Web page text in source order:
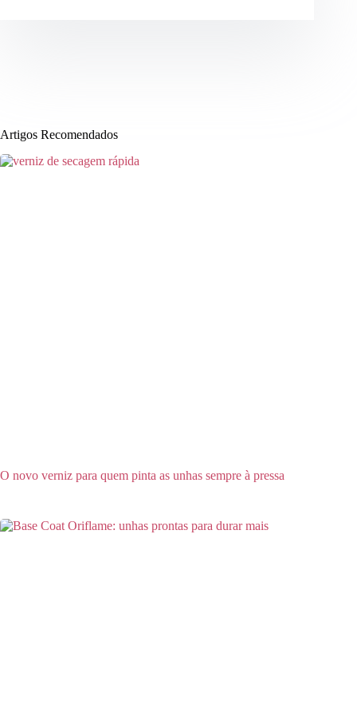
Artigos Recomendados
O novo verniz para quem pinta as unhas sempre à pressa